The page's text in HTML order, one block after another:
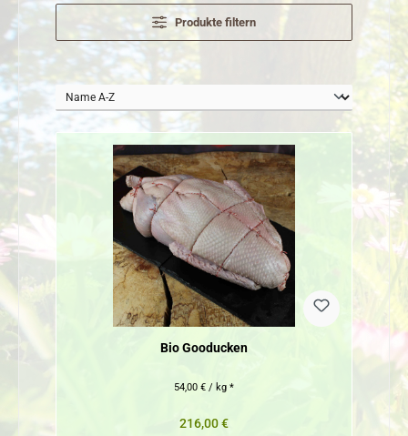
Produkte filtern
Bio Gooducken
54,00 € / kg *
Regulärer Preis:
216,00 €